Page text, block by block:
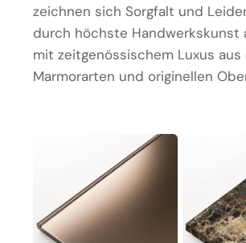
zeichnen sich Sorgfalt und
durch höchste Handwerkskunst
mit zeitgenössischem Luxus aus
Marmorarten und originellen